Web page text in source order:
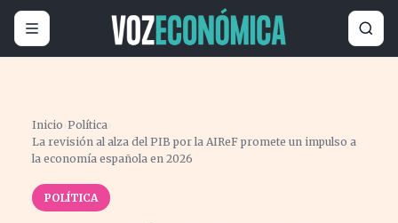
Inicio ›Política›
La revisión al alza del PIB por la AIReF promete un impulso a
la economía española en 2026
POLÍTICA